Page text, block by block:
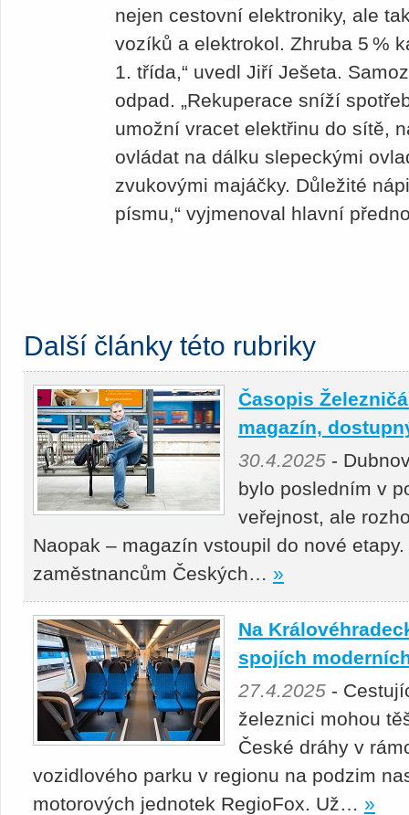
nejen cestovní elektroniky, ale
vozíků a elektrokol. Zhruba 5 %
1. třída,“ uvedl Jiří Ješeta.
odpad. „Rekuperace sníží
umožní vracet elektřinu do sítě,
ovládat na dálku slepeckými
zvukovými majáčky. Důležité
písmu,“ vyjmenoval hlavní
Další články této rubriky
Časopis
magazín,
30.4.2025 -
bylo posledním v
veřejnost, ale
Naopak – magazín vstoupil do nové
zaměstnancům Českých… »
Na
spojích
27.4.2025 -
železnici mohou
České dráhy v
vozidlového parku v regionu na podzim
motorových jednotek RegioFox. Už… »